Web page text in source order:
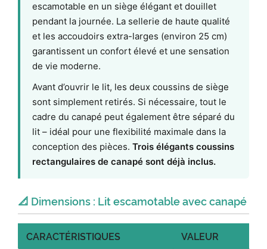
escamotable en un siège élégant et douillet
pendant la journée. La sellerie de haute qualité
et les accoudoirs extra-larges (environ 25 cm)
garantissent un confort élevé et une sensation
de vie moderne.
Avant d’ouvrir le lit, les deux coussins de siège
sont simplement retirés. Si nécessaire, tout le
cadre du canapé peut également être séparé du
lit – idéal pour une flexibilité maximale dans la
conception des pièces. Trois élégants coussins
rectangulaires de canapé sont déjà inclus.
📐 Dimensions : Lit escamotable avec canapé
CARACTÉRISTIQUES VALEUR